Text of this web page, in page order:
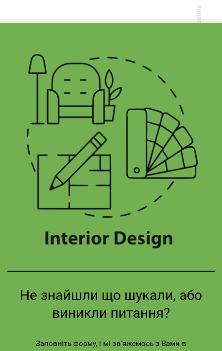
Не знайшли що шукали, або
виникли питання?
Заповніть форму, і мі зв'яжемось з Вами в